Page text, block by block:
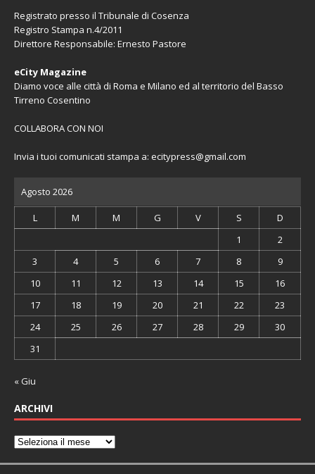
Registrato presso il Tribunale di Cosenza
Registro Stampa n.4/2011
Direttore Responsabile: Ernesto Pastore
eCity Magazine
Diamo voce alle città di Roma e Milano ed al territorio del Basso
Tirreno Cosentino
COLLABORA CON NOI
Invia i tuoi comunicati stampa a: ecitypress@gmail.com
Agosto 2026
L M M G V S
D
1
2
3
4 5 6 7 8
9
10
11 12 13 14 15
16
17
18 19 20 21 22
23
24
25 26 27 28 29
30
31
« Giu
ARCHIVI